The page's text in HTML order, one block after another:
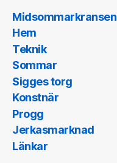
Midsommarkransen
Hem
Teknik
Sommar
Sigges torg
Konstnär
Progg
Jerkasmarknad
Länkar